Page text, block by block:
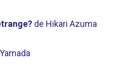
de Hikari Azuma